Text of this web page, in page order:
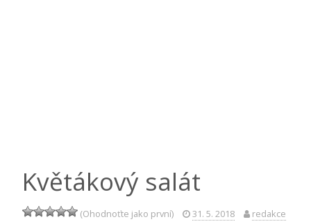
Květákový salát
(Ohodnoťte jako první) 31. 5. 2018 redakce